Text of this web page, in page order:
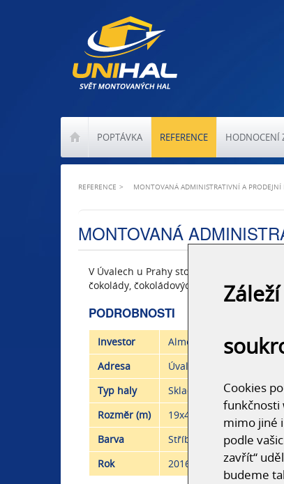
POPTÁVKA REFERENCE HODNOCENÍ
REFERENCE MONTOVANÁ ADMINISTRATIVNÍ A PRODEJNÍ
MONTOVANÁ
V Úvalech u Prahy stojí nová
čokolády, čokoládových ozdob a surovin
PODROBNOSTI
Investor
Almeco
Adresa
Úvaly u Prahy
Typ haly
Skladové,
Rozměr (m)
19x46x7,3
Barva
Stříbrná
Rok
2016
Cookies
funkčnosti
mimo jiné
podle
zavřít“
budeme